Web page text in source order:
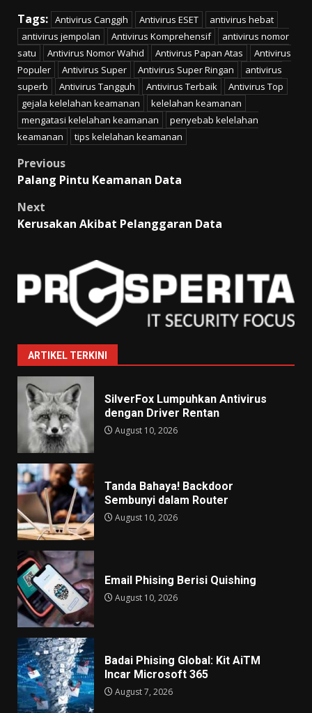
Tags: Antivirus Canggih Antivirus ESET
antivirus hebat
antivirus jempolan
Antivirus Komprehensif
antivirus nomor
satu
Antivirus Nomor Wahid Antivirus Papan Atas
Antivirus
Populer
Antivirus Super Antivirus Super Ringan
antivirus
superb
Antivirus Tangguh Antivirus Terbaik
Antivirus Top
gejala kelelahan keamanan
kelelahan keamanan
mengatasi kelelahan keamanan
penyebab kelelahan
keamanan
tips kelelahan keamanan
Post
navigation
Previous
Palang Pintu Keamanan Data
Next
Kerusakan Akibat Pelanggaran Data
ARTIKEL TERKINI
SilverFox Lumpuhkan Antivirus
dengan Driver Rentan
August 10, 2026
Tanda Bahaya! Backdoor
Sembunyi dalam Router
August 10, 2026
Email Phising Berisi Quishing
August 10, 2026
Badai Phising Global: Kit AiTM
Incar Microsoft 365
August 7, 2026